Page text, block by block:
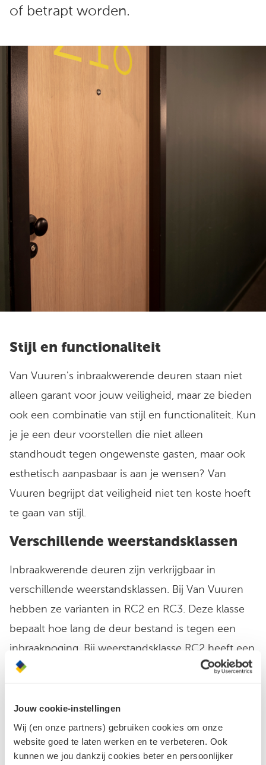
Jouw cookie-instellingen
Wij (en onze partners) gebruiken cookies om onze
website goed te laten werken en te verbeteren. Ook
kunnen we jou dankzij cookies beter en persoonlijker
of betrapt worden.
Stijl en functionaliteit
Van Vuuren's inbraakwerende deuren staan niet
alleen garant voor jouw veiligheid, maar ze bieden
ook een combinatie van stijl en functionaliteit. Kun
je je een deur voorstellen die niet alleen
standhoudt tegen ongewenste gasten, maar ook
esthetisch aanpasbaar is aan je wensen? Van
Vuuren begrijpt dat veiligheid niet ten koste hoeft
te gaan van stijl.
Verschillende weerstandsklassen
Inbraakwerende deuren zijn verkrijgbaar in
verschillende weerstandsklassen. Bij Van Vuuren
hebben ze varianten in RC2 en RC3. Deze klasse
bepaalt hoe lang de deur bestand is tegen een
inbraakpoging. Bij weerstandsklasse RC2 heeft een
deurset in een testsituatie minimaal drie minuten
minimaal vijf minuten. Dat klinkt misschien niet zo
lang, maar voor een inbreker voelt elke minuut aan
als een eeuwigheid.